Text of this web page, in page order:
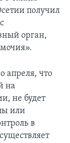
получил
орган,
апреля, что
на
не будет
или
в